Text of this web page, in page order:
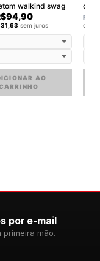
walkind swag
94,90
31,63 sem juros
AO
R$
ou
por e-mail
mão.